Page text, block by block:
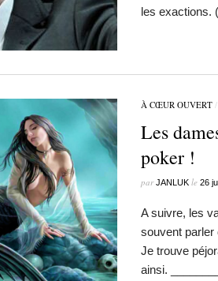
les exactions.
À CŒUR OUVERT
Les
poker !
parJANLUK le 26
A suivre, les
souvent
Je trouve
ainsi.